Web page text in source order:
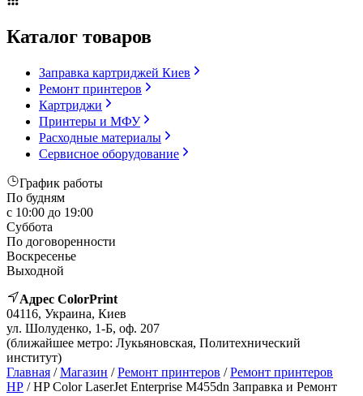
Каталог товаров
Заправка картриджей Киев
Ремонт принтеров
Картриджи
Принтеры и МФУ
Расходные материалы
Сервисное оборудование
График работы
По будням
с 10:00 до 19:00
Суббота
По договоренности
Воскресенье
Выходной
Адрес ColorPrint
04116, Украина, Киев
ул. Шолуденко, 1-Б, оф. 207
(ближайшее метро: Лукьяновская, Политехнический
институт)
Главная /Магазин /Ремонт принтеров /Ремонт принтеров
HP / HP Color LaserJet Enterprise M455dn Заправка и Ремонт